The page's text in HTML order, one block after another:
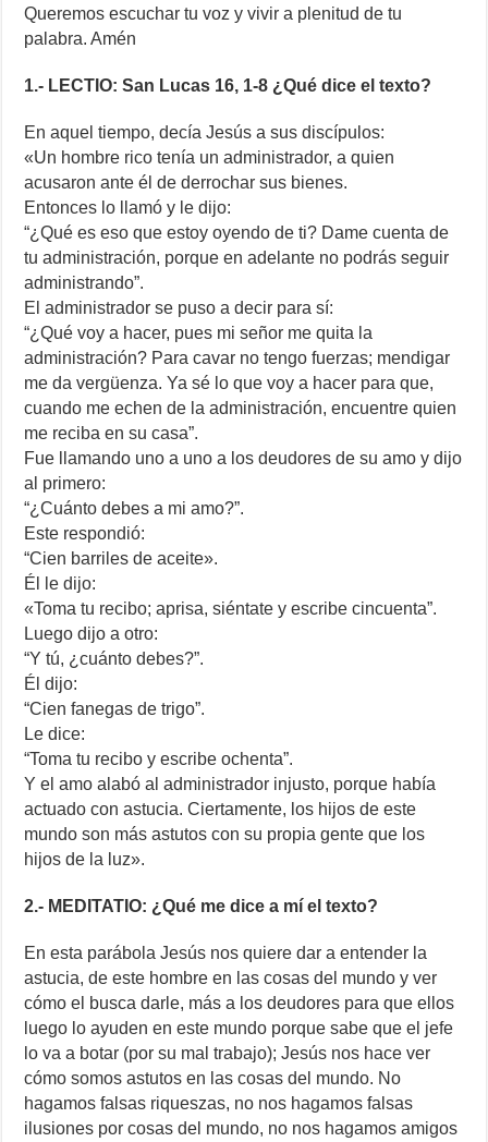
Queremos escuchar tu voz y vivir a plenitud de tu
palabra. Amén
1.- LECTIO: San Lucas 16, 1-8 ¿Qué dice el texto?
En aquel tiempo, decía Jesús a sus discípulos:
«Un hombre rico tenía un administrador, a quien
acusaron ante él de derrochar sus bienes.
Entonces lo llamó y le dijo:
“¿Qué es eso que estoy oyendo de ti? Dame cuenta de
tu administración, porque en adelante no podrás seguir
administrando”.
El administrador se puso a decir para sí:
“¿Qué voy a hacer, pues mi señor me quita la
administración? Para cavar no tengo fuerzas; mendigar
me da vergüenza. Ya sé lo que voy a hacer para que,
cuando me echen de la administración, encuentre quien
me reciba en su casa”.
Fue llamando uno a uno a los deudores de su amo y dijo
al primero:
“¿Cuánto debes a mi amo?”.
Este respondió:
“Cien barriles de aceite».
Él le dijo:
«Toma tu recibo; aprisa, siéntate y escribe cincuenta”.
Luego dijo a otro:
“Y tú, ¿cuánto debes?”.
Él dijo:
“Cien fanegas de trigo”.
Le dice:
“Toma tu recibo y escribe ochenta”.
Y el amo alabó al administrador injusto, porque había
actuado con astucia. Ciertamente, los hijos de este
mundo son más astutos con su propia gente que los
hijos de la luz».
2.- MEDITATIO: ¿Qué me dice a mí el texto?
En esta parábola Jesús nos quiere dar a entender la
astucia, de este hombre en las cosas del mundo y ver
cómo el busca darle, más a los deudores para que ellos
luego lo ayuden en este mundo porque sabe que el jefe
lo va a botar (por su mal trabajo); Jesús nos hace ver
cómo somos astutos en las cosas del mundo. No
hagamos falsas riqueszas, no nos hagamos falsas
ilusiones por cosas del mundo, no nos hagamos amigos